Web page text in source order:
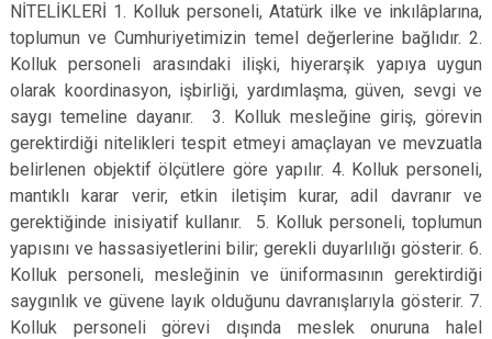
NİTELİKLERİ 1. Kolluk personeli, Atatürk ilke ve inkılâplarına,
toplumun ve Cumhuriyetimizin temel değerlerine bağlıdır. 2.
Kolluk personeli arasındaki ilişki, hiyerarşik yapıya uygun
olarak koordinasyon, işbirliği, yardımlaşma, güven, sevgi ve
saygı temeline dayanır. 3. Kolluk mesleğine giriş, görevin
gerektirdiği nitelikleri tespit etmeyi amaçlayan ve mevzuatla
belirlenen objektif ölçütlere göre yapılır. 4. Kolluk personeli,
mantıklı karar verir, etkin iletişim kurar, adil davranır ve
gerektiğinde inisiyatif kullanır. 5. Kolluk personeli, toplumun
yapısını ve hassasiyetlerini bilir; gerekli duyarlılığı gösterir. 6.
Kolluk personeli, mesleğinin ve üniformasının gerektirdiği
saygınlık ve güvene layık olduğunu davranışlarıyla gösterir. 7.
Kolluk personeli görevi dışında meslek onuruna halel